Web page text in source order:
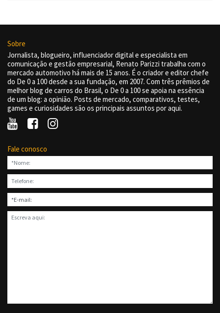
Sobre
Jornalista, blogueiro, influenciador digital e especialista em
comunicação e gestão empresarial, Renato Parizzi trabalha com o
mercado automotivo há mais de 15 anos. É o criador e editor chefe
do De 0 a 100 desde a sua fundação, em 2007. Com três prêmios de
melhor blog de carros do Brasil, o De 0 a 100 se apoia na essência
de um blog: a opinião. Posts de mercado, comparativos, testes,
games e curiosidades são os principais assuntos por aqui.
Fale conosco